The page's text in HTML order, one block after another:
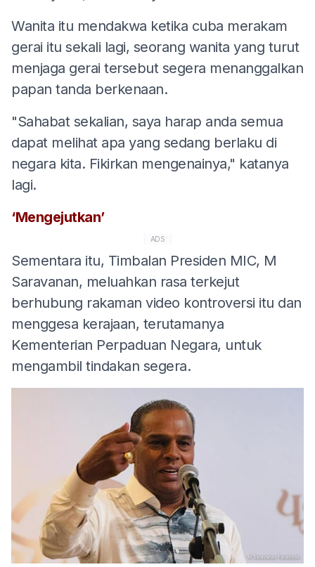
Wanita itu mendakwa ketika cuba merakam
gerai itu sekali lagi, seorang wanita yang turut
menjaga gerai tersebut segera menanggalkan
papan tanda berkenaan.
"Sahabat sekalian, saya harap anda semua
dapat melihat apa yang sedang berlaku di
negara kita. Fikirkan mengenainya," katanya
lagi.
‘Mengejutkan’
ADS
Sementara itu, Timbalan Presiden MIC, M
Saravanan, meluahkan rasa terkejut
berhubung rakaman video kontroversi itu dan
menggesa kerajaan, terutamanya
Kementerian Perpaduan Negara, untuk
mengambil tindakan segera.